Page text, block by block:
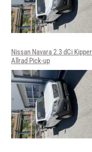
Nissan Navara 2.3 dCi
Allrad Pick-up